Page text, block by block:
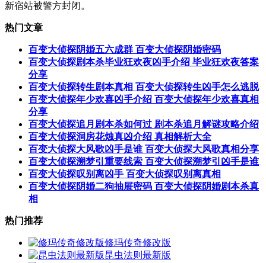
新宿站被警方封闭。
热门文章
百变大侦探阴婚五六成群 百变大侦探阴婚密码
百变大侦探剧本杀毕业狂欢夜凶手介绍 毕业狂欢夜答案
分享
百变大侦探转生剧本真相 百变大侦探转生凶手怎么逃脱
百变大侦探年少欢喜凶手介绍 百变大侦探年少欢喜真相
分享
百变大侦探追月剧本杀如何过 剧本杀追月解谜攻略介绍
百变大侦探洞房花烛真凶介绍 真相解析大全
百变大侦探大风歌凶手是谁 百变大侦探大风歌真相分享
百变大侦探溯梦引重要线索 百变大侦探溯梦引凶手是谁
百变大侦探叹别离凶手 百变大侦探叹别离真相
百变大侦探阴婚二狗抽屉密码 百变大侦探阴婚剧本杀真
相
热门推荐
修玛传奇修改版
昆虫法则最新版